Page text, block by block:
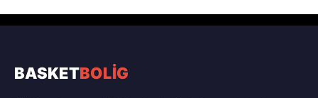
BASKETBOLİG